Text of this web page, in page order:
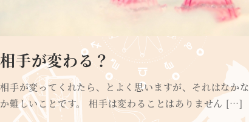
相手が変わる？
相手が変ってくれたら、とよく思いますが、それはなかな
か難しいことです。 相手は変わることはありません […]